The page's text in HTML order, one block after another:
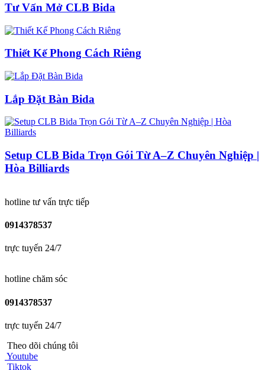
Tư Vấn Mở CLB Bida
Thiết Kế Phong Cách Riêng
Lắp Đặt Bàn Bida
Setup CLB Bida Trọn Gói Từ A–Z Chuyên Nghiệp |
Hòa Billiards
hotline tư vấn trực tiếp
0914378537
trực tuyến 24/7
hotline chăm sóc
0914378537
trực tuyến 24/7
Theo dõi chúng tôi
Youtube
Tiktok